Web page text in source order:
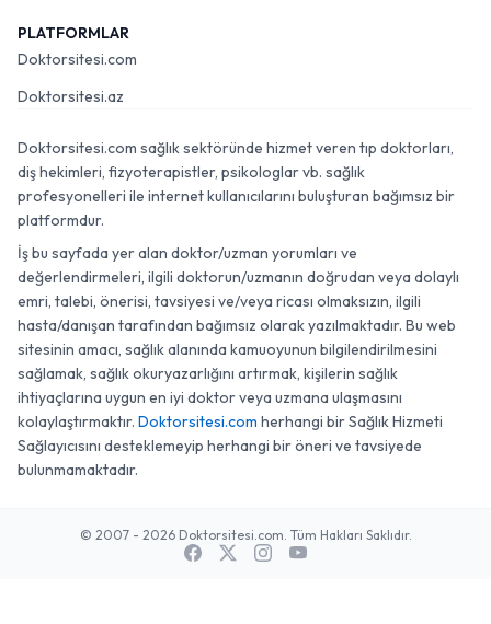
PLATFORMLAR
Doktorsitesi.com
Doktorsitesi.az
Doktorsitesi.com sağlık sektöründe hizmet veren tıp doktorları,
diş hekimleri, fizyoterapistler, psikologlar vb. sağlık
profesyonelleri ile internet kullanıcılarını buluşturan bağımsız bir
platformdur.
İş bu sayfada yer alan doktor/uzman yorumları ve
değerlendirmeleri, ilgili doktorun/uzmanın doğrudan veya dolaylı
emri, talebi, önerisi, tavsiyesi ve/veya ricası olmaksızın, ilgili
hasta/danışan tarafından bağımsız olarak yazılmaktadır. Bu web
sitesinin amacı, sağlık alanında kamuoyunun bilgilendirilmesini
sağlamak, sağlık okuryazarlığını artırmak, kişilerin sağlık
ihtiyaçlarına uygun en iyi doktor veya uzmana ulaşmasını
kolaylaştırmaktır. Doktorsitesi.com herhangi bir Sağlık Hizmeti
Sağlayıcısını desteklemeyip herhangi bir öneri ve tavsiyede
bulunmamaktadır.
© 2007 - 2026 Doktorsitesi.com. Tüm Hakları Saklıdır.